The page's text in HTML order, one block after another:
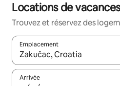
Locations de
Trouvez et réservez des
Emplacement
Quand les résultats sont
Arrivée